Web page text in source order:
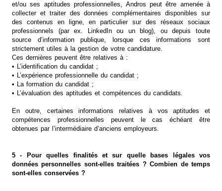
et/ou ses aptitudes professionnelles, Andros peut être amenée à
collecter et traiter des données complémentaires disponibles sur
des contenus en ligne, en particulier sur des réseaux sociaux
professionnels (par ex. LinkedIn ou un blog), ou depuis toute
source d’information publique, lorsque ces informations sont
strictement utiles à la gestion de votre candidature.
Ces dernières peuvent être relatives à :
• L’identification du candidat ;
• L’expérience professionnelle du candidat ;
• La formation du candidat ;
• L’évaluation des aptitudes et compétences du candidats.
En outre, certaines informations relatives à vos aptitudes et
compétences professionnelles peuvent le cas échéant être
obtenues par l’intermédiaire d’anciens employeurs.
5 - Pour quelles finalités et sur quelle bases légales vos
données personnelles sont-elles traitées ? Combien de temps
sont-elles conservées ?